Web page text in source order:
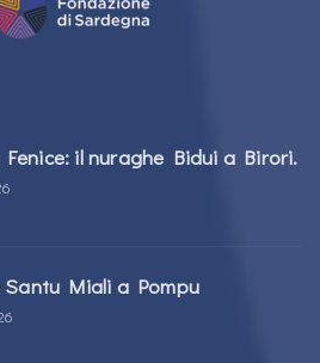
Fenice: il nuraghe Bidui a Birori.
Santu Miali a Pompu